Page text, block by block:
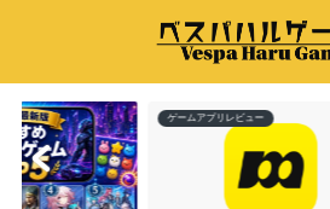
ゲームアプリレビュー